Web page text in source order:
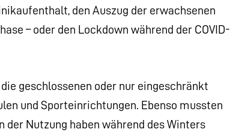
den Auszug der erwachsenen
– oder den Lockdown während der COVID-
geschlossenen oder nur eingeschränkt
und Sporteinrichtungen. Ebenso mussten
der Nutzung haben während des Winters